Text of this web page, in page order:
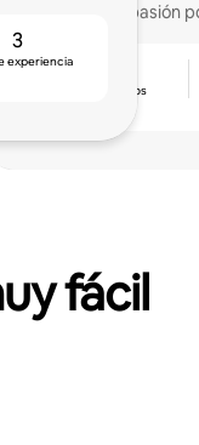
3
experiencia
verdadera pasión
calificación de los
fácil